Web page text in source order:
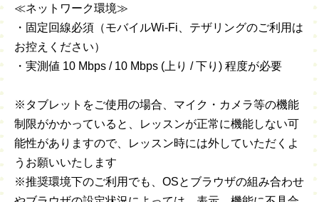
≪ネットワーク環境≫
・固定回線必須（モバイルWi-Fi、テザリングのご利用は
お控えください）
・実測値 10 Mbps / 10 Mbps (上り / 下り) 程度が必要
※タブレットをご使用の場合、マイク・カメラ等の機能
制限がかかっていると、レッスンが正常に機能しない可
能性がありますので、レッスン時には外していただくよ
うお願いいたします
※推奨環境下のご利用でも、OSとブラウザの組み合わせ